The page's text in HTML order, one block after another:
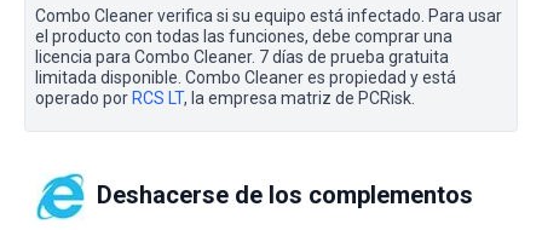
Combo Cleaner verifica si su equipo está infectado. Para usar
el producto con todas las funciones, debe comprar una
licencia para Combo Cleaner. 7 días de prueba gratuita
limitada disponible. Combo Cleaner es propiedad y está
operado porRCS LT, la empresa matriz de PCRisk.
Deshacerse de los complementos